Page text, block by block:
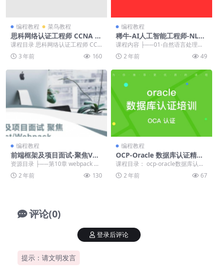
编程教程 菜鸟教程
思科网络认证工程师 CCNA 3
73班
课程目录 思科网络认证工程师 CCN
A 373班 ├──课件 | ├──【C...
3 年前 160
编程教程
稀牛-AI人工智能工程师-NLP
必备技能
课程内容 ├──01-自然语言处理基
础知识与操作 | ├──第二章英文
文本处...
2 年前 49
编程教程
前端框架及项目面试-聚焦Vue
3/React/Webpack
资源目录 ├──第10章 webpack 和
babel | ├──10-1 w...
2 年前 130
编程教程
OCP-Oracle 数据库认证精品
辅导班8期
课程目录： ocp-oracle数据库认证
精品辅导班8期–课程视频 必修2 1
z... 2 年前 67
评论(0)
提示：请文明发言
登录后评论